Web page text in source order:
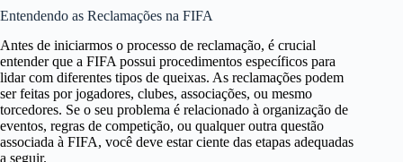
Entendendo as Reclamações na FIFA
Antes de iniciarmos o processo de reclamação, é crucial
entender que a FIFA possui procedimentos específicos para
lidar com diferentes tipos de queixas. As reclamações podem
ser feitas por jogadores, clubes, associações, ou mesmo
torcedores. Se o seu problema é relacionado à organização de
eventos, regras de competição, ou qualquer outra questão
associada à FIFA, você deve estar ciente das etapas adequadas
a seguir.